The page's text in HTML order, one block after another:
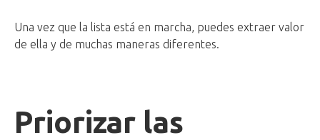
Una vez que la lista está en marcha, puedes extraer valor
de ella y de muchas maneras diferentes.
Priorizar las